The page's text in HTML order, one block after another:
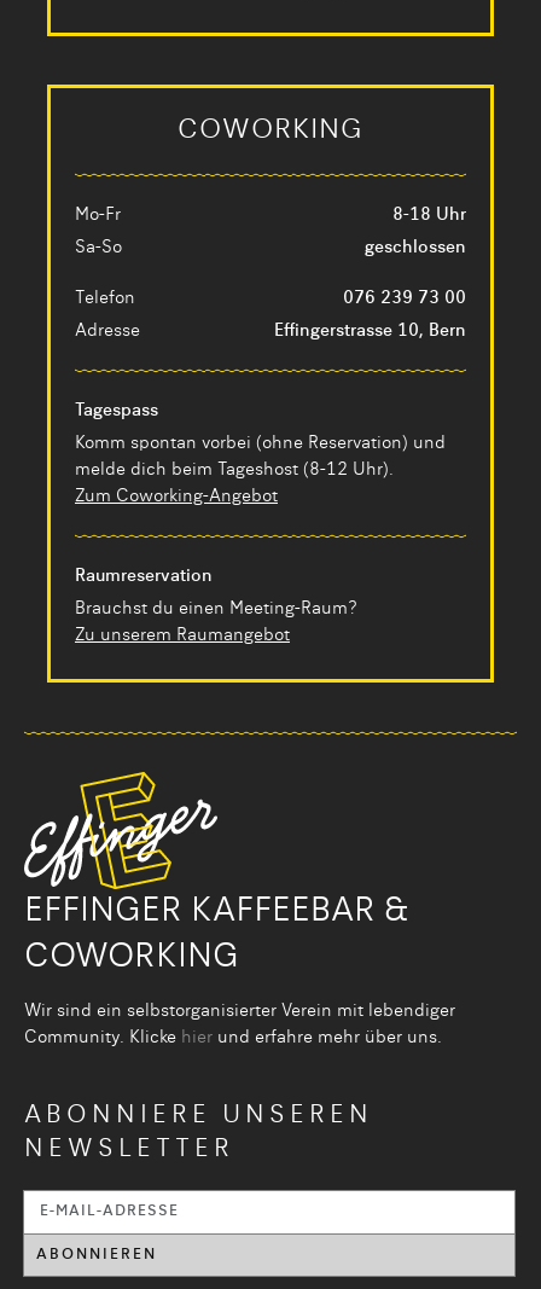
EFFINGER KAFFEEBAR &
COWORKING
Wir sind ein selbstorganisier­ter Verein mit lebendiger
Community. Klicke hier und erfahre mehr über uns.
ABONNIERE UNSEREN
NEWSLETTER
COWORKING
Mo-Fr
8-18 Uhr
Sa-So
geschlossen
Telefon
076 239 73 00
Adresse
Effingerstrasse 10, Bern
Tagespass
Komm spontan vorbei (ohne Reservation) und
melde dich beim Tageshost (8-12 Uhr).
Zum Coworking-Angebot
Raumreservation
Brauchst du einen Meeting-Raum?
Zu unserem Raumangebot